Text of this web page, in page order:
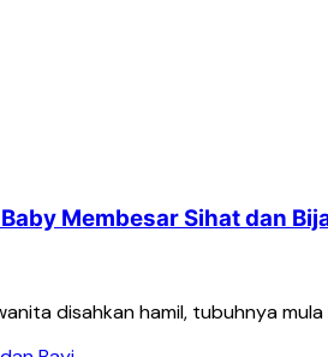
Membesar Sihat dan
disahkan hamil, tubuhnya